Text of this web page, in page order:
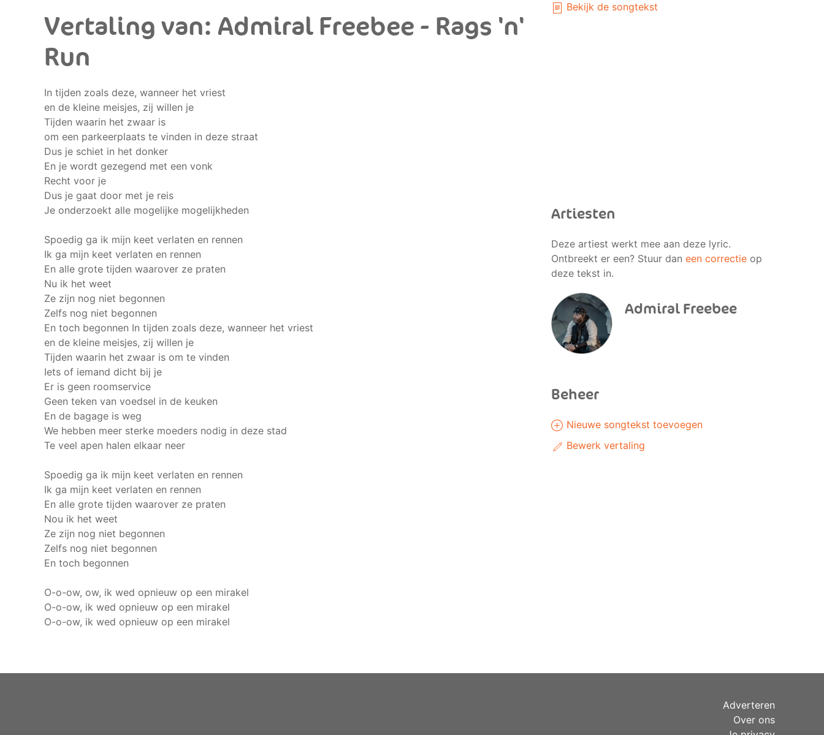
Vertaling van: Admiral Freebee - Rags 'n'
Run
In tijden zoals deze, wanneer het vriest
en de kleine meisjes, zij willen je
Tijden waarin het zwaar is
om een parkeerplaats te vinden in deze straat
Dus je schiet in het donker
En je wordt gezegend met een vonk
Recht voor je
Dus je gaat door met je reis
Je onderzoekt alle mogelijke mogelijkheden
Spoedig ga ik mijn keet verlaten en rennen
Ik ga mijn keet verlaten en rennen
En alle grote tijden waarover ze praten
Nu ik het weet
Ze zijn nog niet begonnen
Zelfs nog niet begonnen
En toch begonnen In tijden zoals deze, wanneer het vriest
en de kleine meisjes, zij willen je
Tijden waarin het zwaar is om te vinden
Iets of iemand dicht bij je
Er is geen roomservice
Geen teken van voedsel in de keuken
En de bagage is weg
We hebben meer sterke moeders nodig in deze stad
Te veel apen halen elkaar neer
Spoedig ga ik mijn keet verlaten en rennen
Ik ga mijn keet verlaten en rennen
En alle grote tijden waarover ze praten
Nou ik het weet
Ze zijn nog niet begonnen
Zelfs nog niet begonnen
En toch begonnen
O-o-ow, ow, ik wed opnieuw op een mirakel
O-o-ow, ik wed opnieuw op een mirakel
O-o-ow, ik wed opnieuw op een mirakel
Bekijk de songtekst
Artiesten
Deze artiest werkt mee aan deze lyric.
Ontbreekt er een? Stuur dan een correctieop
deze tekst in.
Admiral Freebee
Beheer
Nieuwe songtekst toevoegen
Bewerk vertaling
Adverteren
Over ons